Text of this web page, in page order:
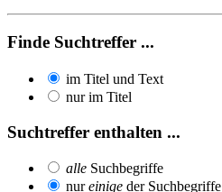
Finde Suchtreffer ...
im Titel und Text
nur im Titel
Suchtreffer enthalten ...
alle Suchbegriffe
nureinige der Suchbegriffe